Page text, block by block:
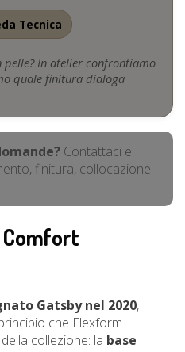
Tecnica
In atelier confrontiamo
quale finitura dialoga
Contattaci e
finitura, collocazione
Gatsby nel 2020,
che Flexform
collezione: la base